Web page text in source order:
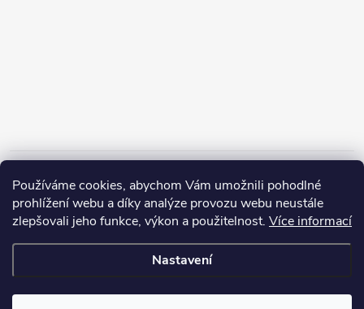
Používáme cookies, abychom Vám umožnili pohodlné
prohlížení webu a díky analýze provozu webu neustále
zlepšovali jeho funkce, výkon a použitelnost. Více informací
Nastavení
Copyright 2026ZERP Rybářské potřeby. Všechna práva vyhrazena.